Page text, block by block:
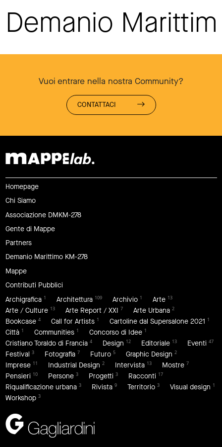
Demanio
Vuoi entrare nella nostra Community?
CONTATTACI
Homepage
Chi Siamo
Associazione DMKM-278
Gente di Mappe
Partners
Demanio Marittimo KM-278
Mappe
Contributi Pubblici
Archigrafica 1 Architettura 109 Archivio 1 Arte 13
Arte / Culture 13 Arte Report / XXI 7 Arte Urbana 2
Bookcase 4 Call for Artists 1 Cartoline dal Supersalone 2021 1
Città 1 Communities 1 Concorso di Idee 1
Cristiano Toraldo di Francia 4 Design 12 Editoriale 13 Eventi 47
Festival 3 Fotografia 7 Futuro 5 Graphic Design 2
Imprese 11 Industrial Design 2 Intervista 13 Mostre 7
Pensieri 10 Persone 3 Progetti 3 Racconti 17
Riqualificazione urbana 3 Rivista 9 Territorio 3 Visual design 1
Workshop 3